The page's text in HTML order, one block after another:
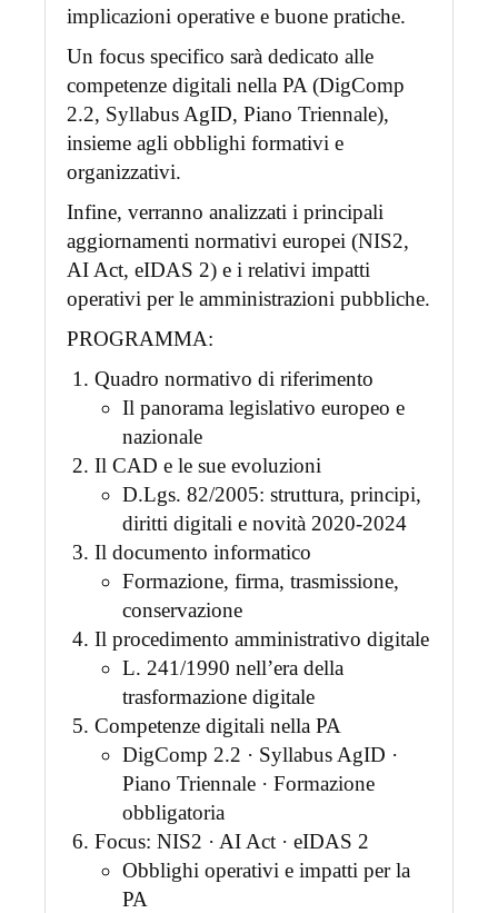
implicazioni operative e buone pratiche.
Un focus specifico sarà dedicato alle
competenze digitali nella PA (DigComp
2.2, Syllabus AgID, Piano Triennale),
insieme agli obblighi formativi e
organizzativi.
Infine, verranno analizzati i principali
aggiornamenti normativi europei (NIS2,
AI Act, eIDAS 2) e i relativi impatti
operativi per le amministrazioni pubbliche.
PROGRAMMA:
Quadro normativo di riferimento
Il panorama legislativo europeo e
nazionale
Il CAD e le sue evoluzioni
D.Lgs. 82/2005: struttura, principi,
diritti digitali e novità 2020-2024
Il documento informatico
Formazione, firma, trasmissione,
conservazione
Il procedimento amministrativo digitale
L. 241/1990 nell’era della
trasformazione digitale
Competenze digitali nella PA
DigComp 2.2 · Syllabus AgID ·
Piano Triennale · Formazione
obbligatoria
Focus: NIS2 · AI Act · eIDAS 2
Obblighi operativi e impatti per la
PA